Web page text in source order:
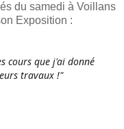
du samedi à Voillans
Exposition :
cours que j'ai donné
travaux !"